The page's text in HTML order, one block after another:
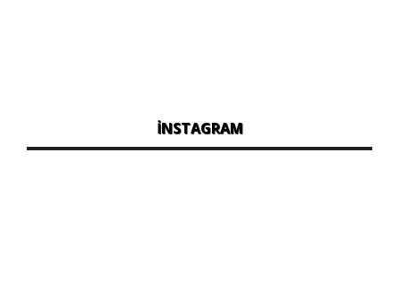
İNSTAGRAM